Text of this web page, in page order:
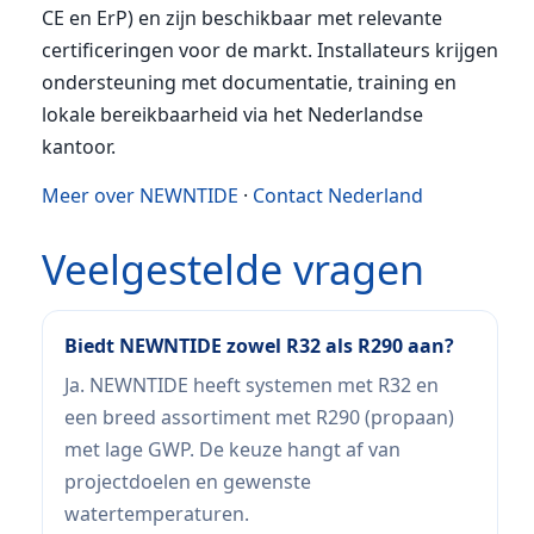
CE en ErP) en zijn beschikbaar met relevante
certificeringen voor de markt. Installateurs krijgen
ondersteuning met documentatie, training en
lokale bereikbaarheid via het Nederlandse
kantoor.
Meer over NEWNTIDE · Contact Nederland
Veelgestelde vragen
Biedt NEWNTIDE zowel R32 als R290 aan?
Ja. NEWNTIDE heeft systemen met R32 en
een breed assortiment met R290 (propaan)
met lage GWP. De keuze hangt af van
projectdoelen en gewenste
watertemperaturen.